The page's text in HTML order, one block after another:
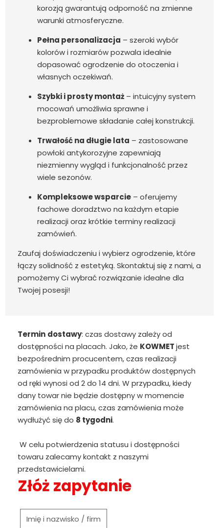
korozją gwarantują odporność na zmienne
warunki atmosferyczne.
Pełna personalizacja – szeroki wybór
kolorów i rozmiarów pozwala idealnie
dopasować ogrodzenie do otoczenia i
własnych oczekiwań.
Szybki i prosty montaż – intuicyjny system
mocowań umożliwia sprawne i
bezproblemowe składanie całej konstrukcji.
Trwałość na długie lata – zastosowane
powłoki antykorozyjne zapewniają
niezmienny wygląd i funkcjonalność przez
wiele sezonów.
Kompleksowe wsparcie – oferujemy
fachowe doradztwo na każdym etapie
realizacji oraz krótkie terminy realizacji
zamówień.
Zaufaj doświadczeniu i wybierz ogrodzenie, które
łączy solidność z estetyką. Skontaktuj się z nami, a
pomożemy Ci wybrać rozwiązanie idealne dla
Twojej posesji!
Termin dostawy: czas dostawy zależy od
dostępności na placach. Jako, że KOWMETjest
bezpośrednim procucentem, czas realizacji
zamówienia w przypadku produktów dostępnych
od ręki wynosi od 2 do 14 dni. W przypadku, kiedy
dany towar nie będzie dostępny w momencie
zamówienia na placu, czas zamówienia może
wydłużyć się do 8 tygodni.
W celu potwierdzenia statusu i dostępności
towaru zalecamy kontakt z naszymi
przedstawicielami.
Złóż zapytanie